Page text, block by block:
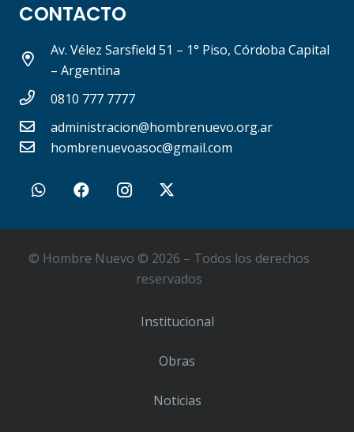
CONTACTO
Av. Vélez Sarsfield 51 – 1° Piso, Córdoba Capital
– Argentina
0810 777 7777
administracion@hombrenuevo.org.ar
hombrenuevoasoc@gmail.com
© Hombre Nuevo © 2026 – Todos los derechos
reservados
Institucional
Obras
Noticias